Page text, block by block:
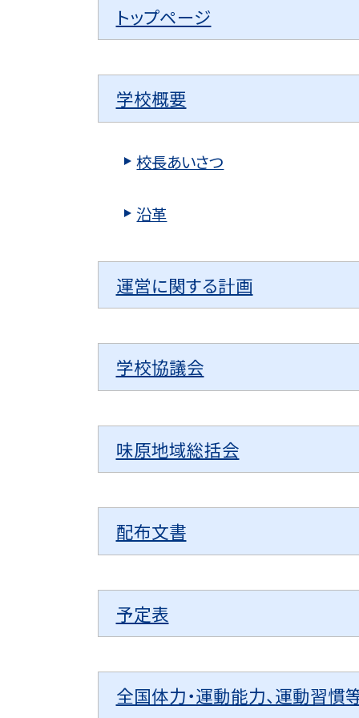
トップページ
学校概要
校長あいさつ
沿革
運営に関する計画
学校協議会
味原地域総括会
配布文書
予定表
全国体力・運動能力、運動習慣